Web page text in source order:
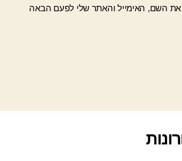
את השם, האימייל והאתר שלי לפעם הבאה